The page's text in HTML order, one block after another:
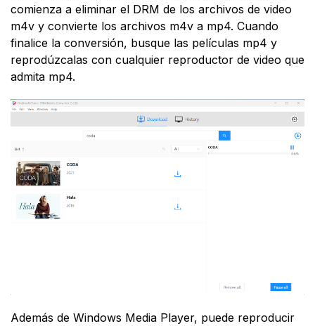
comienza a eliminar el DRM de los archivos de video
m4v y convierte los archivos m4v a mp4. Cuando
finalice la conversión, busque las películas mp4 y
reprodúzcalas con cualquier reproductor de video que
admita mp4.
Además de Windows Media Player, puede reproducir